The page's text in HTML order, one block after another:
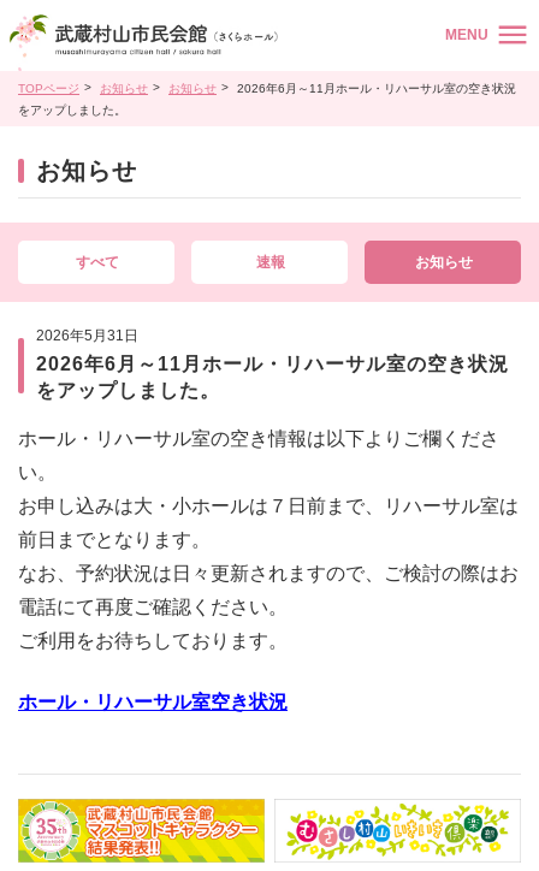
MENU
TOPページ お知らせ お知らせ
2026年6月～11月ホール・リハーサル室の空き状況
をアップしました。
お知らせ
すべて 速報 お知らせ
2026年5月31日
2026年6月～11月ホール・リハーサル室の空き状況
をアップしました。
ホール・リハーサル室の空き情報は以下よりご欄くださ
い。
お申し込みは大・小ホールは７日前まで、リハーサル室は
前日までとなります。
なお、予約状況は日々更新されますので、ご検討の際はお
電話にて再度ご確認ください。
ご利用をお待ちしております。
ホール・リハーサル室空き状況